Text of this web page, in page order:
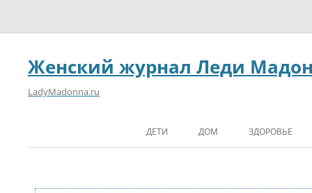
Женский журнал Леди
LadyMadonna.ru
ДЕТИ ДОМ ЗДОРОВЬЕ